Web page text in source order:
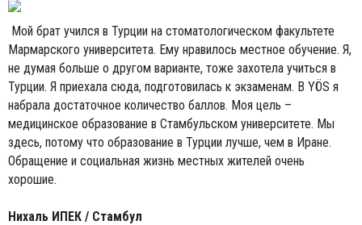
Мой брат учился в Турции на стоматологическом факультете
Мармарского университета. Ему нравилось местное обучение. Я,
не думая больше о другом варианте, тоже захотела учиться в
Турции. Я приехала сюда, подготовилась к экзаменам. В YÖS я
набрала достаточное количество баллов. Моя цель –
медицинское образование в Стамбульском университете. Мы
здесь, потому что образование в Турции лучше, чем в Иране.
Обращение и социальная жизнь местных жителей очень
хорошие.
Нихаль ИПЕК / Стамбул